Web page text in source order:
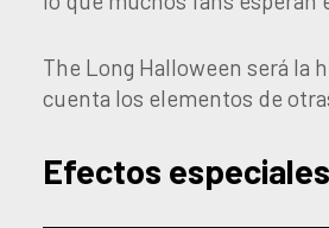
The Long Halloween será la
cuenta los elementos de
Efectos